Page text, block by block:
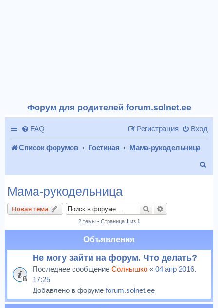
Форум для родителей forum.solnet.ee
FAQ Вход
Регистрация
Список форумов Гостиная
Мама-рукодельница
к
Мама-рукодельница
Новая тема Поиск
2 темы • Страница 1 из 1
Объявления
Не могу зайти на форум. Что делать?
Последнее сообщение Солнышко « 04 апр 2016,
17:25
Добавлено в форуме forum.solnet.ee